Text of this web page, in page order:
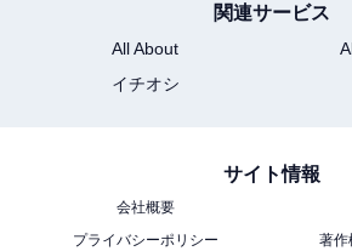
関連サービス
All About
イチオシ
サイト情報
会社概要
プライバシーポリシー
著作